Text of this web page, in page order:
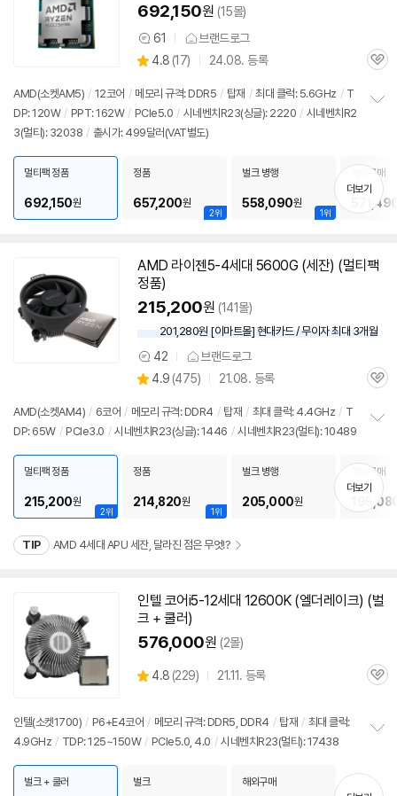
692,150원 (15몰)
상
품
견
61 브랜드로그
별
점
4.8 (상
리
뷰
17) 24.08. 등록
관
AMD(소켓AM5) / 12코어 / 메모리 규격: DDR5 / 탑재 / 최대 클럭: 5.6GHz / T
DP: 120W / PPT: 162W / PCIe5.0 / 시네벤치R23(싱글): 2220 / 시네벤치R2
3(멀티): 32038 / 출시가: 499달러(VAT별도)
치
기
멀티팩 정품
692,150원
2위
정품
657,200원
1위
벌크 병행
558,090원
해외구매
더보기
AMD 라이젠5-4세대 5600G (세잔) (멀티팩
정품)
215,200원 (141몰)
201,280원 [이마트몰] 현대카드 / 무이자 최대 3개월
상
품
견
42 브랜드로그
별
점
4.9 (상
리
뷰
475) 21.08. 등록
관
AMD(소켓AM4) / 6코어 / 메모리 규격: DDR4 / 탑재 / 최대 클럭: 4.4GHz / T
DP: 65W / PCIe3.0 / 시네벤치R23(싱글): 1446 / 시네벤치R23(멀티): 10489
펼
치
기
2위
멀티팩 정품
215,200원
1위
정품
214,820원
벌크 병행
205,000원
해외구매
더보기
TIP AMD 4세대 APU 세잔, 달라진 점은 무엇!?
인텔 코어i5-12세대 12600K (엘더레이크) (벌
크 + 쿨러)
576,000원 (2몰)
별
4.8 (상
리
229) 21.11. 등록
관
인텔(소켓1700) / P6+E4코어 / 메모리 규격: DDR5, DDR4 / 탑재 / 최대 클럭:
4.9GHz / TDP: 125~150W / PCIe5.0, 4.0 / 시네벤치R23(멀티): 17438
벌크 + 쿨러 벌크 해외구매